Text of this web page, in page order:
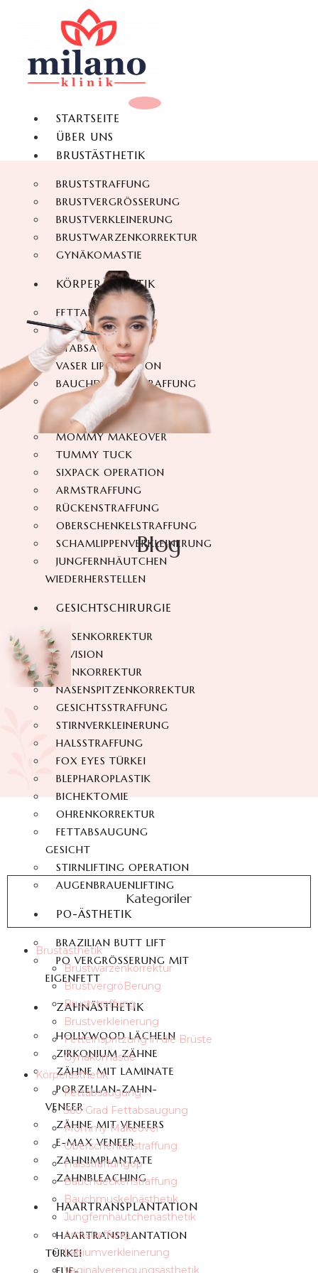
STARTSEITE
ÜBER UNS
BRUSTÄSTHETIK
BRUSTSTRAFFUNG
BRUSTVERGRÖSSERUNG
BRUSTVERKLEINERUNG
BRUSTWARZENKORREKTUR
GYNÄKOMASTIE
KÖRPERÄSTHETIK
FETTABSAUGUNG
360-GRAD-
FETTABSAUGUNG
VASER LIPOSUKTION
BAUCHDECKENSTRAFFUNG
360-GRAD-
BAUCHSTRAFFUNG
MOMMY MAKEOVER
TUMMY TUCK
SIXPACK OPERATION
ARMSTRAFFUNG
RÜCKENSTRAFFUNG
OBERSCHENKELSTRAFFUNG
SCHAMLIPPENVERKLEINERUNG
JUNGFERNHÄUTCHEN
WIEDERHERSTELLEN
GESICHTSCHIRURGIE
NASENKORREKTUR
REVISION
NASENKORREKTUR
NASENSPITZENKORREKTUR
GESICHTSSTRAFFUNG
STIRNVERKLEINERUNG
HALSSTRAFFUNG
FOX EYES TÜRKEI
BLEPHAROPLASTIK
BICHEKTOMIE
OHRENKORREKTUR
FETTABSAUGUNG
GESICHT
STIRNLIFTING OPERATION
AUGENBRAUENLIFTING
PO-ÄSTHETIK
BRAZILIAN BUTT LIFT
PO VERGRÖSSERUNG MIT E
IGENFETT
ZAHNÄSTHETIK
HOLLYWOOD LÄCHELN
ZIRKONIUM ZÄHNE
ZÄHNE MIT LAMINATE
PORZELLAN-ZAHN-
VENEER
ZÄHNE MIT VENEERS
E-MAX VENEER
ZAHNIMPLANTATE
ZAHNBLEACHING
HAARTRANSPLANTATION
HAARTRANSPLANTATION
TÜRKEI
Blog
Kategoriler
Brustästhetik
Brustwarzenkorrektur
BrustvergröBerung
Bruststraffung
Brustverkleinerung
Fetteinspritzung in die Brüste
Gynäkomastie
Körperästhetik
Fettabsaugung
360 Grad Fettabsaugung
Mommy Makeover
Oberschenkelstraffung
Halsstraffungop
Bauchdeckenstraffung
Bauchmuskelnästhetik
Jungfernhäutchenästhetik
Armstraffung
Labiumverkleinerung
Vaginalverengungsästhetik